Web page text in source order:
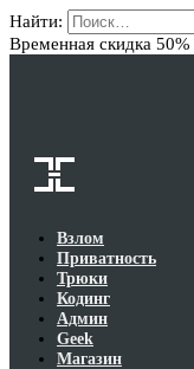
Найти:
Временная скидка 50%
Взлом
Приватность
Трюки
Кодинг
Админ
Geek
Магазин